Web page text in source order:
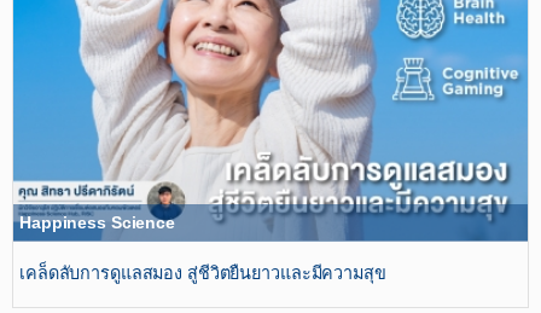
Happiness Science
เคล็ดลับการดูแลสมอง สู่ชีวิตยืนยาวและมีความสุข